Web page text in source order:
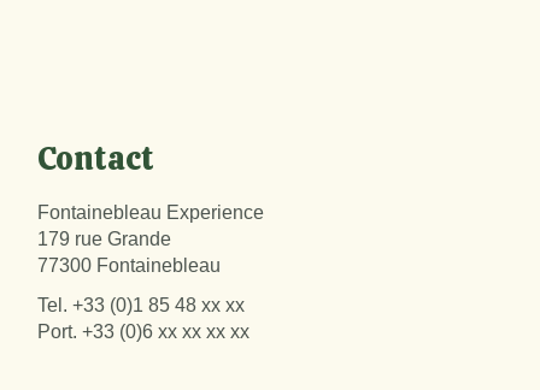
Contact
Fontainebleau Experience
179 rue Grande
77300 Fontainebleau
Tel.+33 (0)1 85 48 xx xx
Port.+33 (0)6 xx xx xx xx